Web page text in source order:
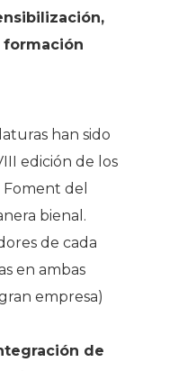
han sido
edición de los
del
bienal.
de cada
en ambas
empresa)
de